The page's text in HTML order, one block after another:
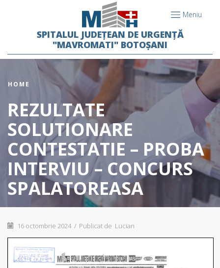
Meniu
SPITALUL JUDEȚEAN DE URGENȚĂ
"MAVROMATI" BOTOȘANI
HOME
REZULTATE
SOLUTIONARE
CONTESTATIE – PROBA
INTERVIU – CONCURS
SPALATOREASA
16 octombrie 2024 / Publicat de Lucian